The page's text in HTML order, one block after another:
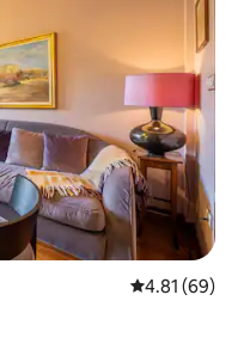
Calificación
4.81 (69)